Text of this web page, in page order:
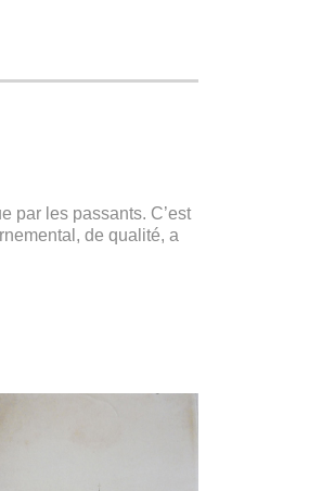
par les passants. C’est
de qualité, a